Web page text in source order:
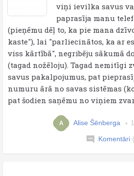
viņi ievilka savus
paprasīja manu
(pieņēmu dēļ to, ka pie mana
kaste"), lai "parliecinātos, ka ar
viss kārtībā", negribēju sākumā
(tagad nožēloju). Tagad nemitīgi
savus pakalpojumus, pat
numuru ārā no savas sistēmas
pat šodien saņēmu no viņiem
A Alise Šēnberga
Komentāri